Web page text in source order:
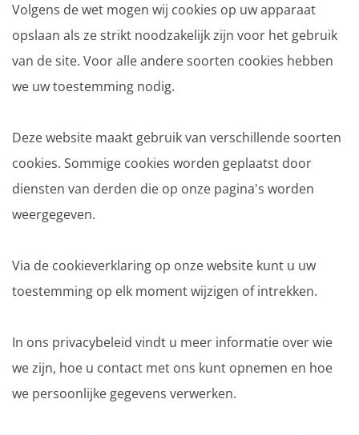
Volgens de wet mogen wij cookies op uw apparaat
opslaan als ze strikt noodzakelijk zijn voor het gebruik
van de site. Voor alle andere soorten cookies hebben
we uw toestemming nodig.
Deze website maakt gebruik van verschillende soorten
cookies. Sommige cookies worden geplaatst door
diensten van derden die op onze pagina's worden
weergegeven.
Via de cookieverklaring op onze website kunt u uw
toestemming op elk moment wijzigen of intrekken.
In ons privacybeleid vindt u meer informatie over wie
we zijn, hoe u contact met ons kunt opnemen en hoe
we persoonlijke gegevens verwerken.